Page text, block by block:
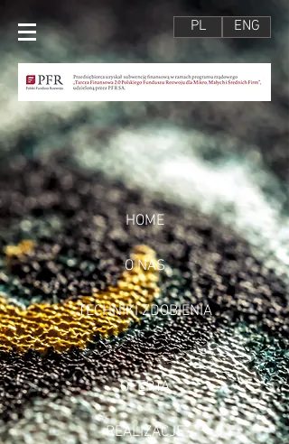
PL ENG
HOME
O NAS
TECHNIKI ZDOBIENIA
OFERTA
REALIZACJE